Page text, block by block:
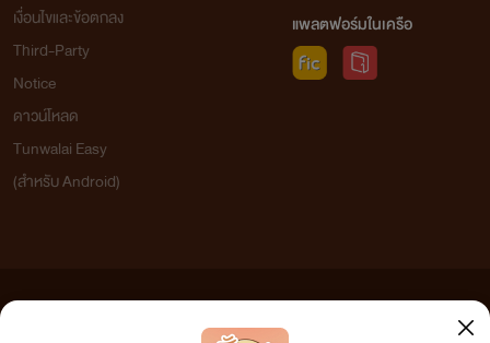
เงื่อนไขและข้อตกลง
Third-Party
Notice
ดาวน์โหลด
Tunwalai Easy
(สำหรับ Android)
แพลตฟอร์มในเครือ
เว็บไซต์แห่งนี้ไม่ได้เห็นด้วยและไม่ขอรับผิดชอบต่อข้อความใดๆ ทั้งสิ้น ดังนั้นผู้อ่านทุกท่านโปรดใช้